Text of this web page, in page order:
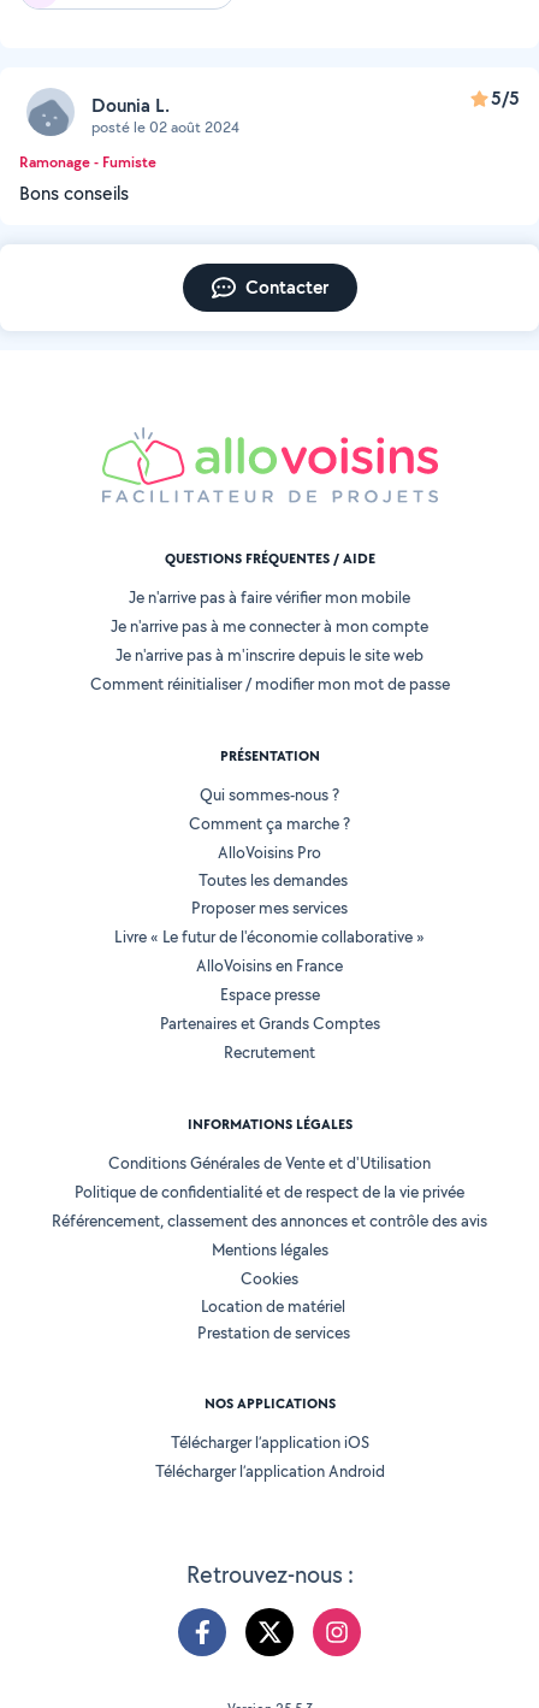
Dounia L.
posté le 02 août 2024
5/5
Ramonage - Fumiste
Bons conseils
Contacter
Retrouvez-nous :
QUESTIONS FRÉQUENTES / AIDE
Je n'arrive pas à faire vérifier mon mobile
Je n'arrive pas à me connecter à mon compte
Je n'arrive pas à m'inscrire depuis le site web
Comment réinitialiser / modifier mon mot de passe
PRÉSENTATION
Qui sommes-nous ?
Comment ça marche ?
AlloVoisins Pro
Toutes les demandes
Proposer mes services
Livre « Le futur de l'économie collaborative »
AlloVoisins en France
Espace presse
Partenaires et Grands Comptes
Recrutement
INFORMATIONS LÉGALES
Conditions Générales de Vente et d'Utilisation
Politique de confidentialité et de respect de la vie privée
Référencement, classement des annonces et contrôle des avis
Mentions légales
Cookies
Location de matériel
Prestation de services
NOS APPLICATIONS
Télécharger l’application iOS
Télécharger l’application Android